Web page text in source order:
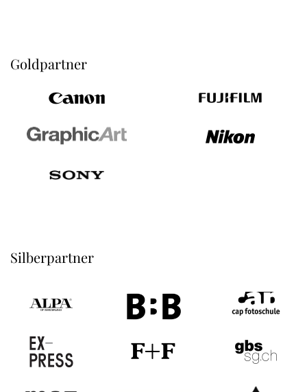
Goldpartner
Silberpartner